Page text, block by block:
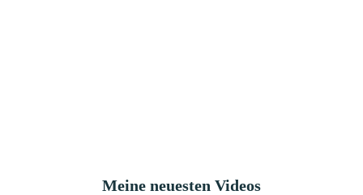
Meine neuesten Videos